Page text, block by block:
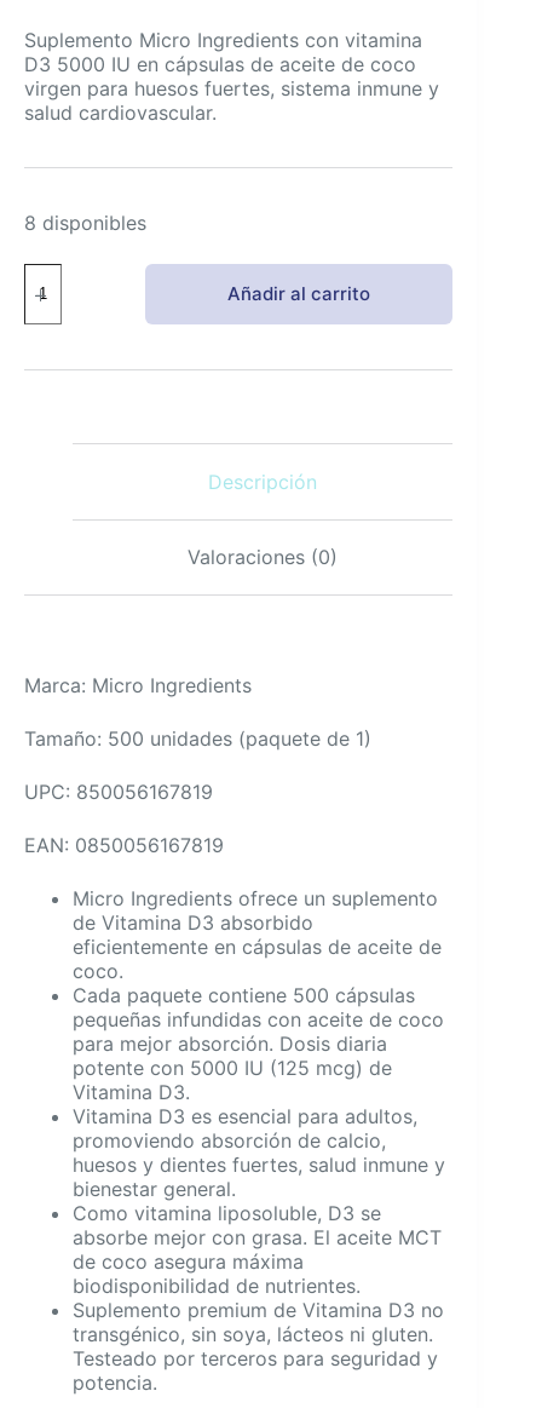
Suplemento Micro Ingredients con vitamina
D3 5000 IU en cápsulas de aceite de coco
virgen para huesos fuertes, sistema inmune y
salud cardiovascular.
8 disponibles
Ingredients
Vitamina
5000
Añadir al carrito
Descripción
Valoraciones (0)
Marca: Micro Ingredients
Tamaño: 500 unidades (paquete de 1)
UPC: 850056167819
EAN: 0850056167819
Micro Ingredients ofrece un suplemento
de Vitamina D3 absorbido
eficientemente en cápsulas de aceite de
coco.
Cada paquete contiene 500 cápsulas
pequeñas infundidas con aceite de coco
para mejor absorción. Dosis diaria
potente con 5000 IU (125 mcg) de
Vitamina D3.
Vitamina D3 es esencial para adultos,
promoviendo absorción de calcio,
huesos y dientes fuertes, salud inmune y
bienestar general.
Como vitamina liposoluble, D3 se
absorbe mejor con grasa. El aceite MCT
de coco asegura máxima
biodisponibilidad de nutrientes.
Suplemento premium de Vitamina D3 no
transgénico, sin soya, lácteos ni gluten.
Testeado por terceros para seguridad y
potencia.